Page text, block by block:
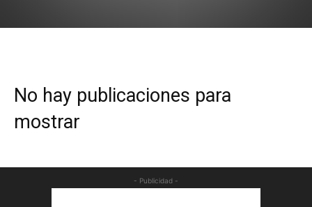
No hay publicaciones para
mostrar
- Publicidad -